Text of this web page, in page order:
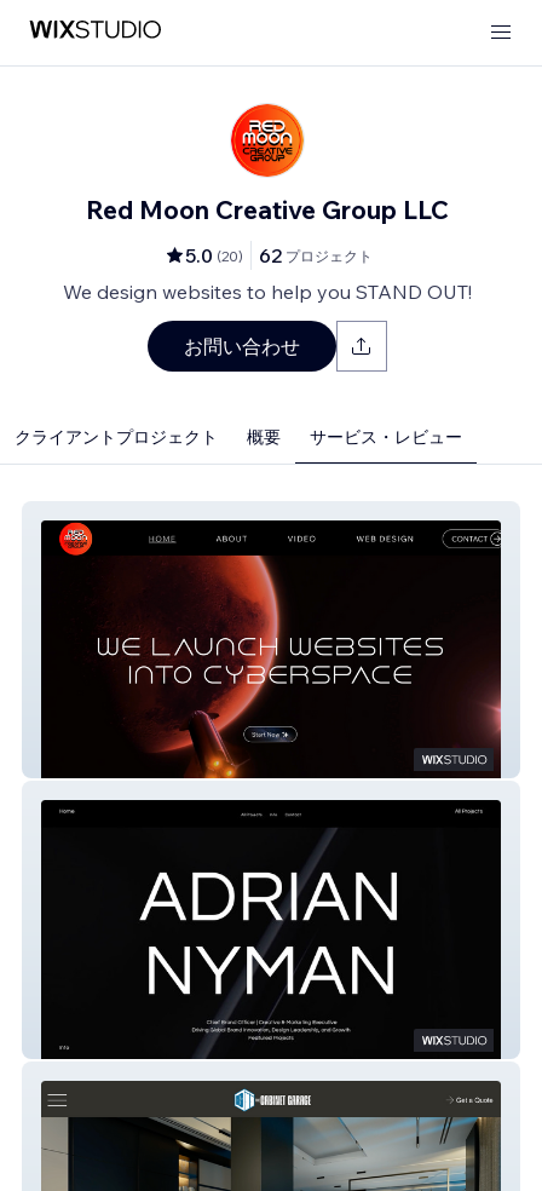
Red Moon Creative Group LLC
5.0 (20) 62 プロジェクト
We design websites to help you STAND OUT!
お問い合わせ
クライアントプロジェクト 概要 サービス・レビュー
Red Moon Creative G.
Adrian Nyman